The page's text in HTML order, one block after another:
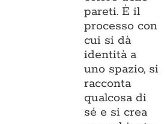
pareti. È il
processo con
cui si dà
identità a
uno spazio, si
racconta
qualcosa di
sé e si crea